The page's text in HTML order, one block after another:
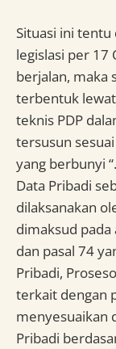
Situasi ini tentu
legislasi per 17
berjalan, maka
terbentuk
teknis PDP
tersusun
yang berbunyi
Data Pribadi
dilaksanakan
dimaksud pada
dan pasal 74
Pribadi,
terkait dengan
menyesuaikan
Pribadi